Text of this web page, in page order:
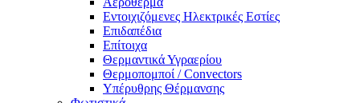
Εντοιχιζόμενες Ηλεκτρικές Εστίες
Επιδαπέδια
Επίτοιχα
Θερμαντικά Υγραερίου
Θερμοπομποί / Convectors
Υπέρυθρης Θέρμανσης